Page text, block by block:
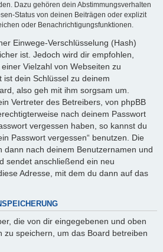
Dazu gehören dein Abstimmungsverhalten
Status von deinen Beiträgen oder explizit
oder Benachrichtigungsfunktionen.
Einwege-Verschlüsselung (Hash)
ist. Jedoch wird dir empfohlen,
Vielzahl von Webseiten zu
dein Schlüssel zu deinem
also geh mit ihm sorgsam um.
Vertreter des Betreibers, von phpBB
nach deinem Passwort
vergessen haben, so kannst du
Passwort vergessen“ benutzen. Die
dann nach deinem Benutzernamen und
sendet anschließend ein neu
Adresse, mit dem du dann auf das
die von dir eingegebenen und oben
zu speichern, um das Board betreiben